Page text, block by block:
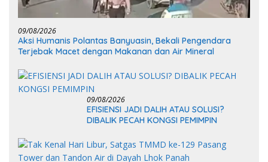
09/08/2026
Aksi Humanis Polantas Banyuasin, Bekali Pengendara
Terjebak Macet dengan Makanan dan Air Mineral
09/08/2026
EFISIENSI JADI DALIH ATAU SOLUSI?
DIBALIK PECAH KONGSI PEMIMPIN